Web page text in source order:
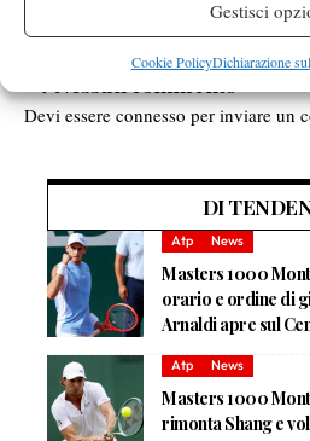
Gestisci
Cookie PolicyDichiarazione
Nessun commento
Devi essere connesso per inviare un
DI
Atp News
Masters 1000
orario e ordine di
Arnaldi apre sul
Atp News
Masters 1000
rimonta Shang e